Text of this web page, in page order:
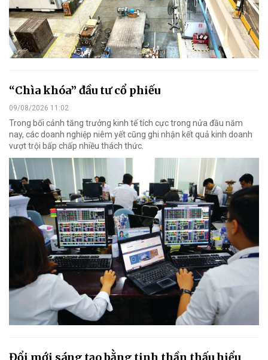
“Chìa khóa” đầu tư cổ phiếu
09/08/2026 11:02
Trong bối cảnh tăng trưởng kinh tế tích cực trong nửa đầu năm
nay, các doanh nghiệp niêm yết cũng ghi nhận kết quả kinh doanh
vượt trội bấp chấp nhiều thách thức.
Đổi mới sáng tạo bằng tinh thần thấu hiểu